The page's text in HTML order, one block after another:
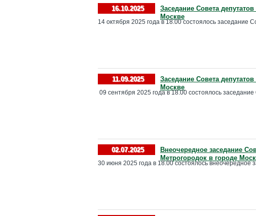
16.10.2025
Заседание Совета
Москве
14 октября 2025 года в 18.00 состоялось заседание
11.09.2025
Заседание Совета
Москве
09 сентября 2025 года в 18.00 состоялось заседание
02.07.2025
Внеочередное заседание
Метрогородок в городе
30 июня 2025 года в 18.00 состоялось внеочередное